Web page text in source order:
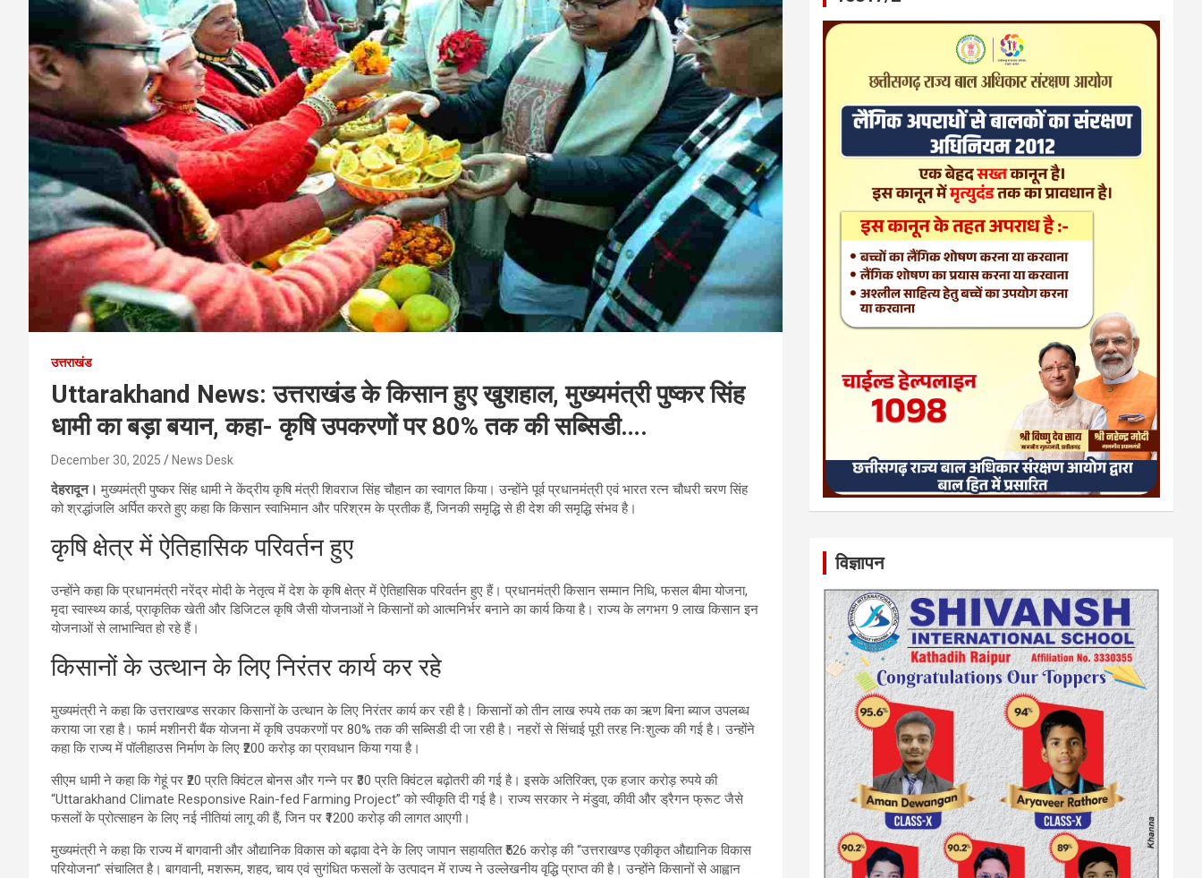
उत्तराखंड
Uttarakhand News: उत्तराखंड के किसान हुए खुशहाल, मुख्यमंत्री पुष्कर सिंह
धामी का बड़ा बयान, कहा- कृषि उपकरणों पर 80% तक की सब्सिडी….
December 30, 2025 News Desk
देहरादून।मुख्यमंत्री पुष्कर सिंह धामी ने केंद्रीय कृषि मंत्री शिवराज सिंह चौहान का स्वागत किया। उन्होंने पूर्व प्रधानमंत्री एवं भारत रत्न चौधरी चरण सिंह
को श्रद्धांजलि अर्पित करते हुए कहा कि किसान स्वाभिमान और परिश्रम के प्रतीक हैं, जिनकी समृद्धि से ही देश की समृद्धि संभव है।
कृषि क्षेत्र में ऐतिहासिक परिवर्तन हुए
उन्होंने कहा कि प्रधानमंत्री नरेंद्र मोदी के नेतृत्व में देश के कृषि क्षेत्र में ऐतिहासिक परिवर्तन हुए हैं। प्रधानमंत्री किसान सम्मान निधि, फसल बीमा योजना,
मृदा स्वास्थ्य कार्ड, प्राकृतिक खेती और डिजिटल कृषि जैसी योजनाओं ने किसानों को आत्मनिर्भर बनाने का कार्य किया है। राज्य के लगभग 9 लाख किसान इन
योजनाओं से लाभान्वित हो रहे हैं।
किसानों के उत्थान के लिए निरंतर कार्य कर रहे
मुख्यमंत्री ने कहा कि उत्तराखण्ड सरकार किसानों के उत्थान के लिए निरंतर कार्य कर रही है। किसानों को तीन लाख रुपये तक का ऋण बिना ब्याज उपलब्ध
कराया जा रहा है। फार्म मशीनरी बैंक योजना में कृषि उपकरणों पर 80% तक की सब्सिडी दी जा रही है। नहरों से सिंचाई पूरी तरह निःशुल्क की गई है। उन्होंने
कहा कि राज्य में पॉलीहाउस निर्माण के लिए ₹200 करोड़ का प्रावधान किया गया है।
सीएम धामी ने कहा कि गेहूं पर ₹20 प्रति क्विंटल बोनस और गन्ने पर ₹30 प्रति क्विंटल बढ़ोतरी की गई है। इसके अतिरिक्त, एक हजार करोड़ रुपये की
“Uttarakhand Climate Responsive Rain-fed Farming Project” को स्वीकृति दी गई है। राज्य सरकार ने मंडुवा, कीवी और ड्रैगन फ्रूट जैसे
फसलों के प्रोत्साहन के लिए नई नीतियां लागू की हैं, जिन पर ₹1200 करोड़ की लागत आएगी।
मुख्यमंत्री ने कहा कि राज्य में बागवानी और औद्यानिक विकास को बढ़ावा देने के लिए जापान सहायतित ₹526 करोड़ की “उत्तराखण्ड एकीकृत औद्यानिक विकास
परियोजना” संचालित है। बागवानी, मशरूम, शहद, चाय एवं सुगंधित फसलों के उत्पादन में राज्य ने उल्लेखनीय वृद्धि प्राप्त की है। उन्होंने किसानों से आह्वान
विज्ञापन